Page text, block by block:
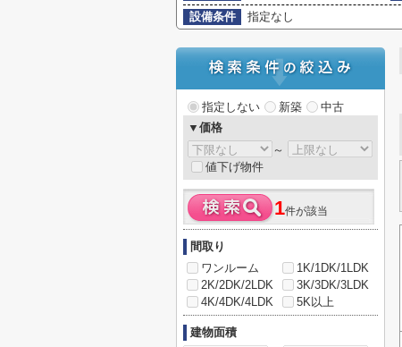
設備条件
指定なし
指定しない 新築
中古
▼価格
～
値下げ物件
1件が該当
間取り
ワンルーム
1K/1DK/1LDK
2K/2DK/2LDK
3K/3DK/3LDK
4K/4DK/4LDK
5K以上
建物面積